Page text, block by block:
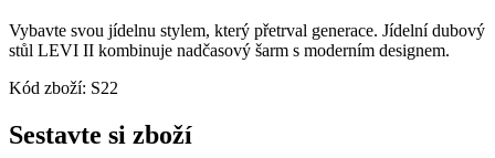
Vybavte svou jídelnu stylem, který přetrval generace. Jídelní dubový
stůl LEVI II kombinuje nadčasový šarm s moderním designem.
Kód zboží: S22
Sestavte si zboží